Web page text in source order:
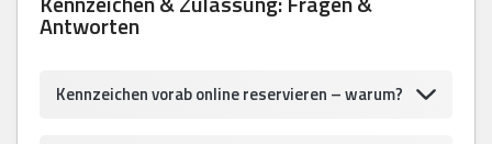
Antworten
Kennzeichen vorab online reservieren – warum?